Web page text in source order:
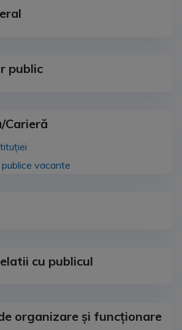
public
Carieră
vacante
cu publicul
organizare și funcționare